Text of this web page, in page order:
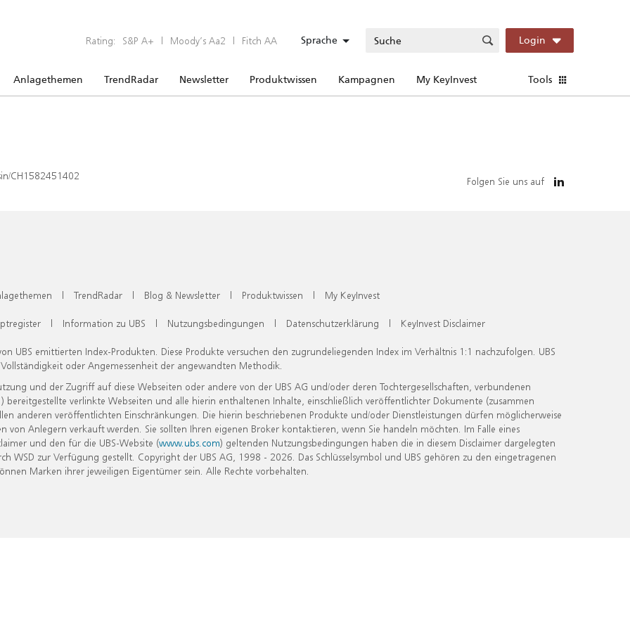
Rating: S&P A+ | Moody’s Aa2 | Fitch AA Sprache Login
Anlagethemen TrendRadar Newsletter Produktwissen Kampagnen My KeyInvest Tools
CH1582451402 Folgen Sie uns auf
| TrendRadar | Blog & Newsletter | Produktwissen | My KeyInvest
| Information zu UBS | Nutzungsbedingungen | Datenschutzerklärung | KeyInvest Disclaimer
UBS emittierten Index-Produkten. Diese Produkte versuchen den zugrundeliegenden Index im Verhältnis 1:1 nachzufolgen. UBS
oder Angemessenheit der angewandten Methodik.
und der Zugriff auf diese Webseiten oder andere von der UBS AG und/oder deren Tochtergesellschaften, verbundenen
verlinkte Webseiten und alle hierin enthaltenen Inhalte, einschließlich veröffentlichter Dokumente (zusammen
anderen veröffentlichten Einschränkungen. Die hierin beschriebenen Produkte und/oder Dienstleistungen dürfen möglicherweise
Anlegern verkauft werden. Sie sollten Ihren eigenen Broker kontaktieren, wenn Sie handeln möchten. Im Falle eines
und den für die UBS-Website (www.ubs.com) geltenden Nutzungsbedingungen haben die in diesem Disclaimer dargelegten
zur Verfügung gestellt. Copyright der UBS AG, 1998 - 2026. Das Schlüsselsymbol und UBS gehören zu den eingetragenen
Marken ihrer jeweiligen Eigentümer sein. Alle Rechte vorbehalten.